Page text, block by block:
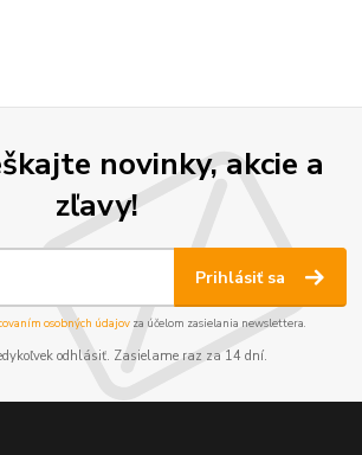
novinky, akcie a
zľavy!
Prihlásiť sa
osobných údajov za účelom zasielania newslettera.
odhlásiť. Zasielame raz za 14 dní.